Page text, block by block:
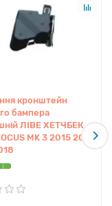
кронштейн
бампера
ЛІВЕ ХЕТЧБЕК
MK 3 2015 2016